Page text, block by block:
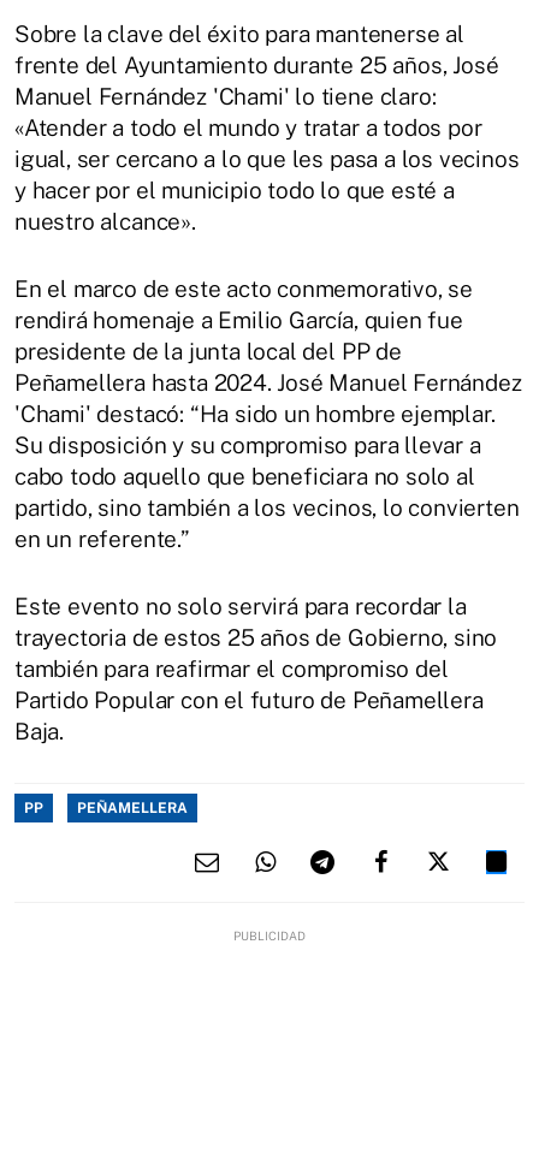
Sobre la clave del éxito para mantenerse al
frente del Ayuntamiento durante 25 años, José
Manuel Fernández 'Chami' lo tiene claro:
«Atender a todo el mundo y tratar a todos por
igual, ser cercano a lo que les pasa a los vecinos
y hacer por el municipio todo lo que esté a
nuestro alcance».
En el marco de este acto conmemorativo, se
rendirá homenaje a Emilio García, quien fue
presidente de la junta local del PP de
Peñamellera hasta 2024. José Manuel Fernández
'Chami' destacó: “Ha sido un hombre ejemplar.
Su disposición y su compromiso para llevar a
cabo todo aquello que beneficiara no solo al
partido, sino también a los vecinos, lo convierten
en un referente.”
Este evento no solo servirá para recordar la
trayectoria de estos 25 años de Gobierno, sino
también para reafirmar el compromiso del
Partido Popular con el futuro de Peñamellera
Baja.
PP PEÑAMELLERA